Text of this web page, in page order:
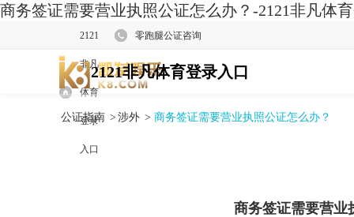
商务签证需要营业执照公证怎么办？-2121非凡体
2121
非凡
体育
登录
入口
零跑腿公证咨询
2121非凡体育登录入口
公证指南 > 涉外 > 商务签证需要营业执照公证怎么办？
商务签证需要营业